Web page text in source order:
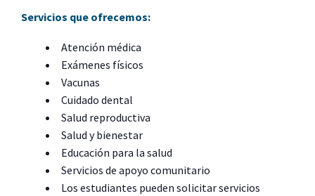
Servicios que ofrecemos:
Atención médica
Exámenes físicos
Vacunas
Cuidado dental
Salud reproductiva
Salud y bienestar
Educación para la salud
Servicios de apoyo comunitario
Los estudiantes pueden solicitar servicios